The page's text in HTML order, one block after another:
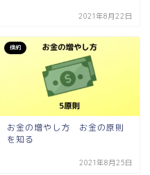
2021年8月22日
倹約
お金の増やし方 お金の原則
を知る
2021年8月25日